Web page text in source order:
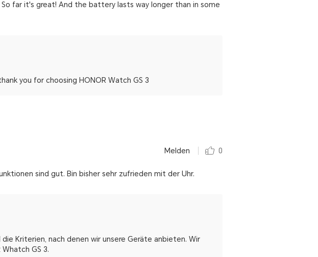
far it's great! And the battery lasts way longer than in some
you for choosing HONOR Watch GS 3
Melden 0
sind gut. Bin bisher sehr zufrieden mit der Uhr.
Kriterien, nach denen wir unsere Geräte anbieten. Wir
GS 3.